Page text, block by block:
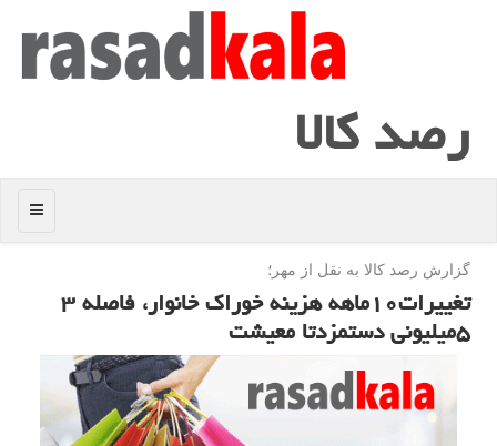
رصد كالا
منو
گزارش رصد كالا به نقل از مهر؛
تغییرات۱۰ماهه هزینه خوراك خانوار، فاصله ۳
۵میلیونی دستمزدتا معیشت